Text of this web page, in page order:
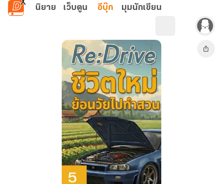
ข้ามไปยังเนื้อหาหลัก
นิยาย เว็บตูน อีบุ๊ก มุมนักเขียน